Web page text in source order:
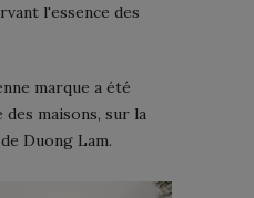
l'essence des
marque a été
maisons, sur la
Duong Lam.